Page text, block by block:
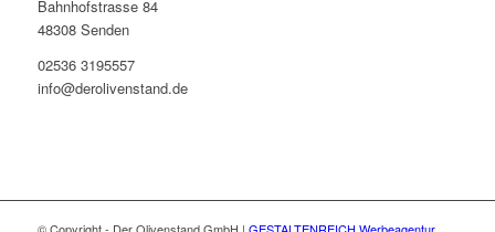
Bahnhofstrasse 84
48308 Senden
02536 3195557
info@derolivenstand.de
© Copyright - Der Olivenstand GmbH | GESTALTENREICH Werbeagentur